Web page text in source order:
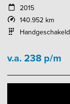
2015
140.952 km
Handgeschakeld
v.a. 238 p/m